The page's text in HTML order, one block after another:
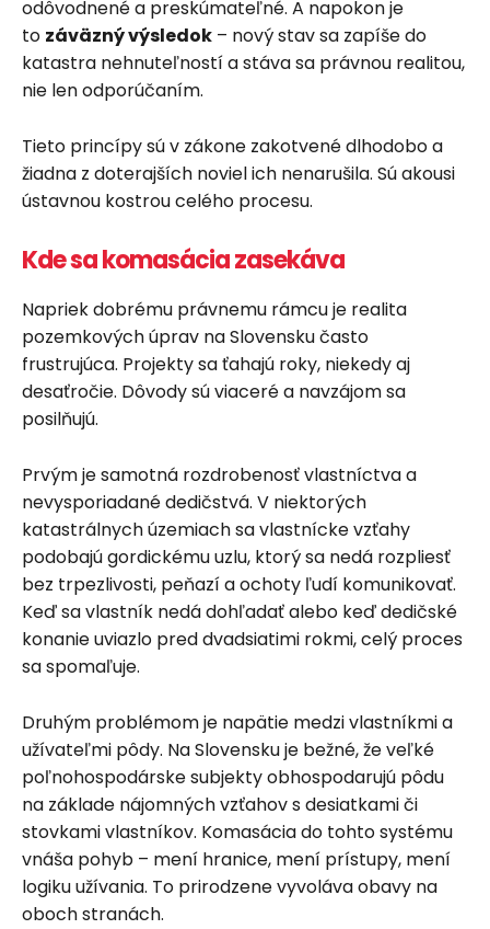
odôvodnené a preskúmateľné. A napokon je
to záväzný výsledok – nový stav sa zapíše do
katastra nehnuteľností a stáva sa právnou realitou,
nie len odporúčaním.
Tieto princípy sú v zákone zakotvené dlhodobo a
žiadna z doterajších noviel ich nenarušila. Sú akousi
ústavnou kostrou celého procesu.
Kde sa komasácia zasekáva
Napriek dobrému právnemu rámcu je realita
pozemkových úprav na Slovensku často
frustrujúca. Projekty sa ťahajú roky, niekedy aj
desaťročie. Dôvody sú viaceré a navzájom sa
posilňujú.
Prvým je samotná rozdrobenosť vlastníctva a
nevysporiadané dedičstvá. V niektorých
katastrálnych územiach sa vlastnícke vzťahy
podobajú gordickému uzlu, ktorý sa nedá rozpliesť
bez trpezlivosti, peňazí a ochoty ľudí komunikovať.
Keď sa vlastník nedá dohľadať alebo keď dedičské
konanie uviazlo pred dvadsiatimi rokmi, celý proces
sa spomaľuje.
Druhým problémom je napätie medzi vlastníkmi a
užívateľmi pôdy. Na Slovensku je bežné, že veľké
poľnohospodárske subjekty obhospodarujú pôdu
na základe nájomných vzťahov s desiatkami či
stovkami vlastníkov. Komasácia do tohto systému
vnáša pohyb – mení hranice, mení prístupy, mení
logiku užívania. To prirodzene vyvoláva obavy na
oboch stranách.